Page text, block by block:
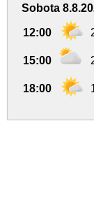
Sobota
12:00
15:00
18:00